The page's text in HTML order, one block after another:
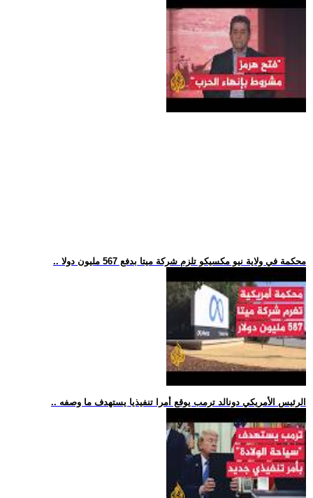
.. محكمة في ولاية نيو مكسيكو تلزم شركة ميتا بدفع 567 مليون دولا
.. الرئيس الأمريكي دونالد ترمب يوقع أمرا تنفيذيا يستهدف ما وصفه